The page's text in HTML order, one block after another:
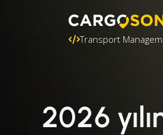
Transport
2026